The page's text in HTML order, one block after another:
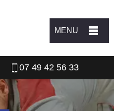
MENU
07 49 42 56 33